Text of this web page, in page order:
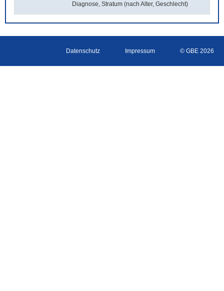
Diagnose, Stratum (nach Alter, Geschlecht)
Datenschutz Impressum © GBE 2026